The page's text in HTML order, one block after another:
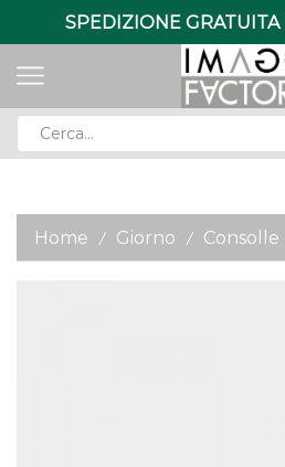
SPEDIZIONE
Home / Giorno / Consolle